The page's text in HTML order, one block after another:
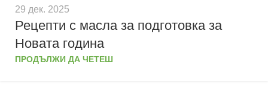
29 дек. 2025
Рецепти с масла за подготовка за
Новата година
ПРОДЪЛЖИ ДА ЧЕТЕШ